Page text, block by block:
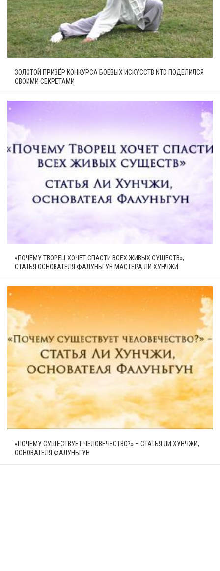
ЗОЛОТОЙ ПРИЗЁР КОНКУРСА БОЕВЫХ ИСКУССТВ NTD ПОДЕЛИЛСЯ
СВОИМИ СЕКРЕТАМИ
«ПОЧЕМУ ТВОРЕЦ ХОЧЕТ СПАСТИ ВСЕХ ЖИВЫХ СУЩЕСТВ»,
СТАТЬЯ ОСНОВАТЕЛЯ ФАЛУНЬГУН МАСТЕРА ЛИ ХУНЧЖИ
«ПОЧЕМУ СУЩЕСТВУЕТ ЧЕЛОВЕЧЕСТВО?» – СТАТЬЯ ЛИ ХУНЧЖИ,
ОСНОВАТЕЛЯ ФАЛУНЬГУН